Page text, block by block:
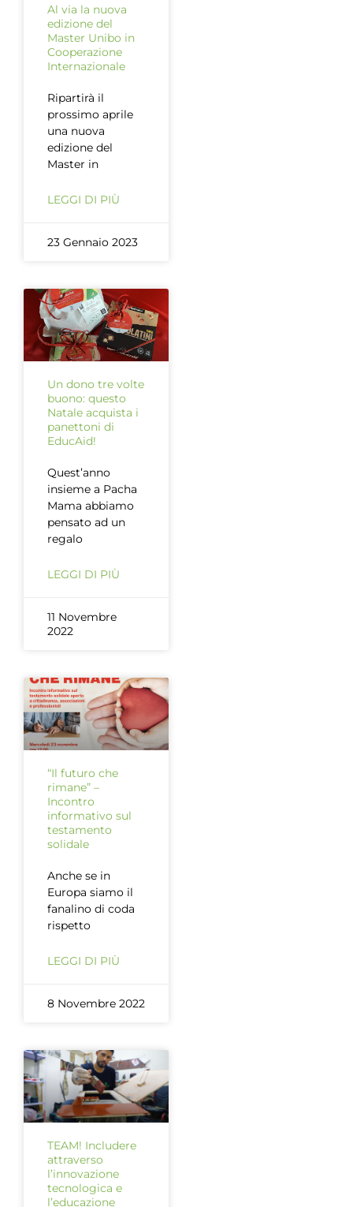
Al via la nuova
edizione del
Master Unibo in
Cooperazione
Internazionale
Ripartirà il
prossimo aprile
una nuova
edizione del
Master in
LEGGI DI PIÙ
23 Gennaio 2023
Un dono tre volte
buono: questo
Natale acquista i
panettoni di
EducAid!
Quest’anno
insieme a Pacha
Mama abbiamo
pensato ad un
regalo
LEGGI DI PIÙ
11 Novembre
2022
“Il futuro che
rimane” –
Incontro
informativo sul
testamento
solidale
Anche se in
Europa siamo il
fanalino di coda
rispetto
LEGGI DI PIÙ
8 Novembre 2022
TEAM! Includere
attraverso
l’innovazione
tecnologica e
l’educazione